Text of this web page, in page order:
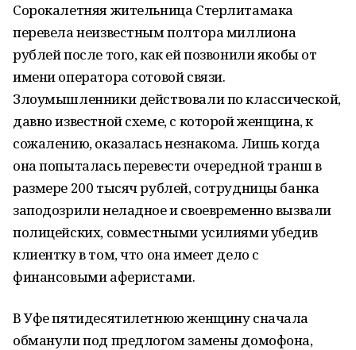
Сорокалетняя жительница Стерлитамака
перевела неизвестным полтора миллиона
рублей после того, как ей позвонили якобы от
имени оператора сотовой связи.
Злоумышленники действовали по классической,
давно известной схеме, с которой женщина, к
сожалению, оказалась незнакома. Лишь когда
она попыталась перевести очередной транш в
размере 200 тысяч рублей, сотрудницы банка
заподозрили неладное и своевременно вызвали
полицейских, совместными усилиями убедив
клиентку в том, что она имеет дело с
финансовыми аферистами.
В Уфе пятидесятилетнюю женщину сначала
обманули под предлогом замены домофона,